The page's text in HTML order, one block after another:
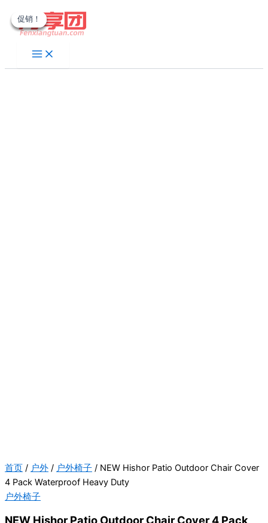
至
首页 / 户外 / 户外椅子 / NEW Hishor Patio Outdoor Chair Cover
4 Pack Waterproof Heavy Duty
户外椅子
NEW Hishor Patio Outdoor Chair Cover 4 Pack
促销！
促销！
促销！
促销！